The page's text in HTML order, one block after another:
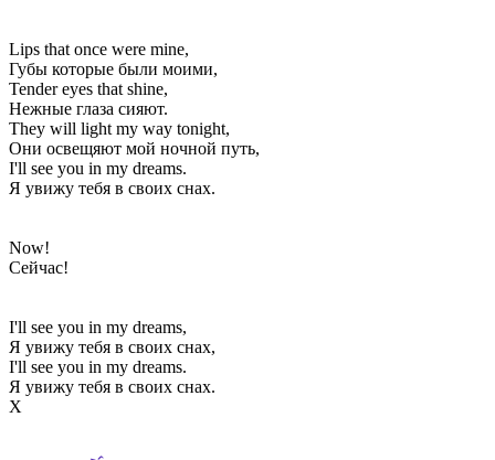
Lips that once were mine,
Губы которые были моими,
Tender eyes that shine,
Нежные глаза сияют.
They will light my way tonight,
Они освещяют мой ночной путь,
I'll see you in my dreams.
Я увижу тебя в своих снах.
Now!
Сейчас!
I'll see you in my dreams,
Я увижу тебя в своих снах,
I'll see you in my dreams.
Я увижу тебя в своих снах.
Х